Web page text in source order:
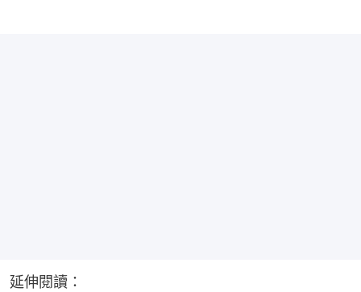
延伸閱讀：